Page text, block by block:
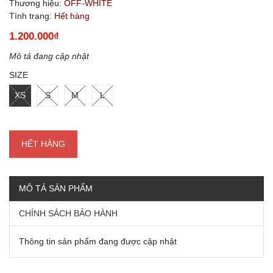
Thương hiệu: OFF-WHITE
Tình trạng: Hết hàng
1.200.000₫
Mô tả đang cập nhật
SIZE
XS S M L
HẾT HÀNG
MÔ TẢ SẢN PHẨM
CHÍNH SÁCH BẢO HÀNH
Thông tin sản phẩm đang được cập nhật